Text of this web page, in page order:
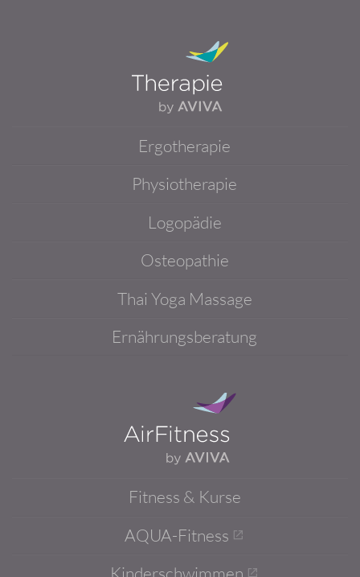
Ergotherapie
Physiotherapie
Logopädie
Osteopathie
Thai Yoga Massage
Ernährungsberatung
Fitness & Kurse
AQUA-Fitness